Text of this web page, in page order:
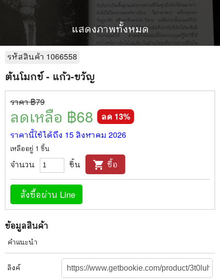
แสดงภาพทั้งหมด
รหัสสินค้า 1066558
ต้นโมกข์ - แก้ว-ขวัญ
ราคา ฿79
ลดเหลือ ฿68 ลด 13%
ราคานี้ใช้ได้ถึง 15 สิงหาคม 2026
เหลืออยู่ 1 ชิ้น
จำนวน ชิ้น shopping_cart ซื้อ
สั่งซื้อผ่าน Line
ข้อมูลสินค้า
คำแนะนำ
ลิงค์